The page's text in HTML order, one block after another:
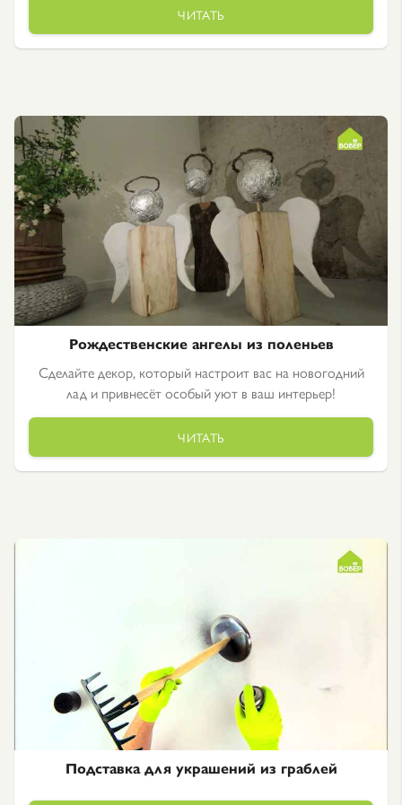
ЧИТАТЬ
Рождественские ангелы из поленьев
Сделайте декор, который настроит вас на новогодний
лад и привнесёт особый уют в ваш интерьер!
ЧИТАТЬ
Подставка для украшений из граблей